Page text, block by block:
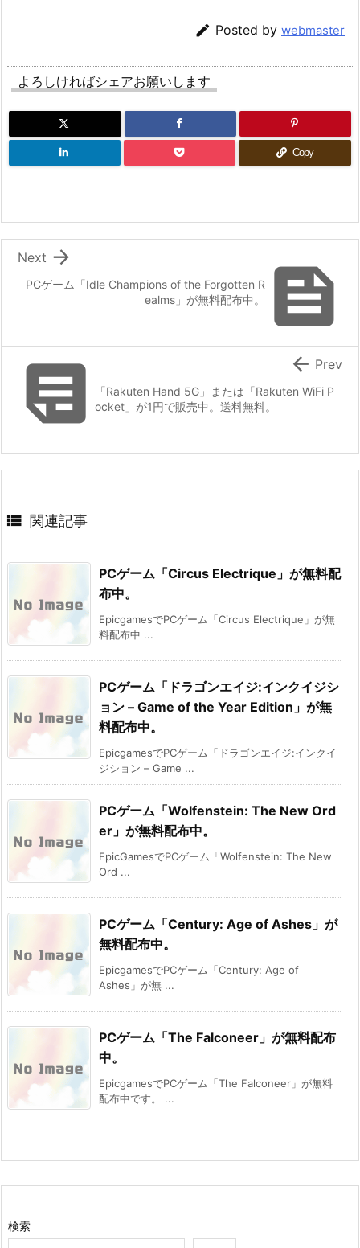
 Posted by webmaster
よろしければシェアお願いします
Copy

PCゲーム「Idle Champions of the Forgotten R
ealms」が無料配布中。

Next
 「Rakuten Hand 5G」または「Rakuten WiFi P
ocket」が1円で販売中。送料無料。
 Prev
 関連記事
PCゲーム「Circus Electrique」が無料配
布中。
EpicgamesでPCゲーム「Circus Electrique」が無
料配布中 ...
PCゲーム「ドラゴンエイジ:インクイジシ
ョン – Game of the Year Edition」が無
料配布中。
EpicgamesでPCゲーム「ドラゴンエイジ:インクイ
ジション – Game ...
PCゲーム「Wolfenstein: The New Ord
er」が無料配布中。
EpicGamesでPCゲーム「Wolfenstein: The New
Ord ...
PCゲーム「Century: Age of Ashes」が
無料配布中。
EpicgamesでPCゲーム「Century: Age of
Ashes」が無 ...
PCゲーム「The Falconeer」が無料配布
中。
EpicgamesでPCゲーム「The Falconeer」が無料
配布中です。 ...
検索